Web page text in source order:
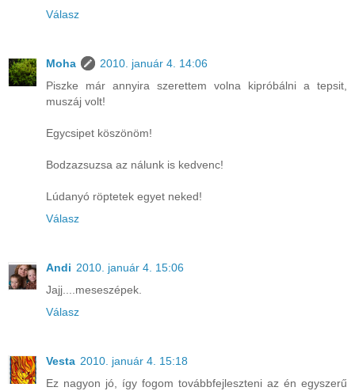
Válasz
Moha
2010. január 4. 14:06
Piszke már annyira szerettem volna kipróbálni a tepsit,
muszáj volt!
Egycsipet köszönöm!
Bodzazsuzsa az nálunk is kedvenc!
Lúdanyó röptetek egyet neked!
Válasz
Andi 2010. január 4. 15:06
Jajj....meseszépek.
Válasz
Vesta 2010. január 4. 15:18
Ez nagyon jó, így fogom továbbfejleszteni az én egyszerű